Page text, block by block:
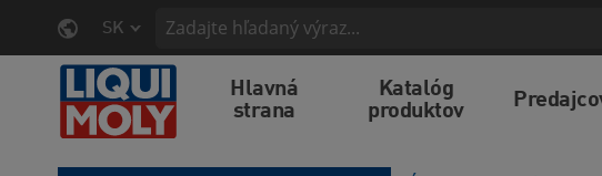
SK
Hlavná
strana
Katalóg
produktov